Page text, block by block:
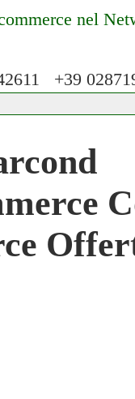
nel
+39